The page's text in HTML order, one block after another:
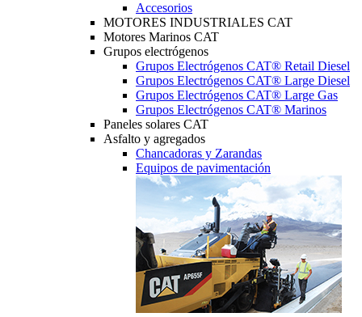
Accesorios
MOTORES INDUSTRIALES CAT
Motores Marinos CAT
Grupos electrógenos
Grupos Electrógenos CAT® Retail Diesel
Grupos Electrógenos CAT® Large Diesel
Grupos Electrógenos CAT® Large Gas
Grupos Electrógenos CAT® Marinos
Paneles solares CAT
Asfalto y agregados
Chancadoras y Zarandas
Equipos de pavimentación